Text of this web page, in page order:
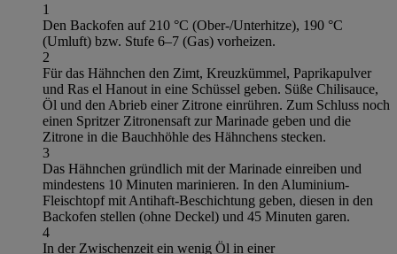
1
Den Backofen auf 210 °C (Ober-/Unterhitze), 190 °C
(Umluft) bzw. Stufe 6–7 (Gas) vorheizen.
2
Für das Hähnchen den Zimt, Kreuzkümmel, Paprikapulver
und Ras el Hanout in eine Schüssel geben. Süße Chilisauce,
Öl und den Abrieb einer Zitrone einrühren. Zum Schluss noch
einen Spritzer Zitronensaft zur Marinade geben und die
Zitrone in die Bauchhöhle des Hähnchens stecken.
3
Das Hähnchen gründlich mit der Marinade einreiben und
mindestens 10 Minuten marinieren. In den Aluminium-
Fleischtopf mit Antihaft-Beschichtung geben, diesen in den
Backofen stellen (ohne Deckel) und 45 Minuten garen.
4
In der Zwischenzeit ein wenig Öl in einer